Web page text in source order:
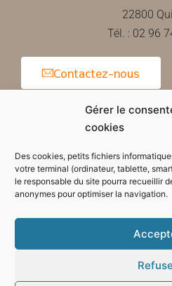
Gérer le
cookies
Des cookies, petits fichiers
votre terminal (ordinateur, tablette,
le responsable du site pourra recueillir
anonymes pour optimiser la navigation.
22800
Tél. : 02 96
Contactez-nous
Horaires